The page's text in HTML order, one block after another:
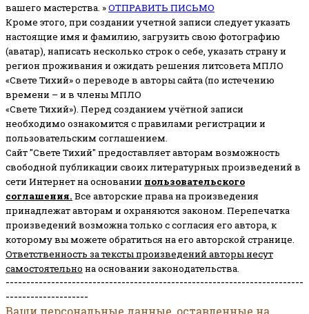
вашего мастерства. »ОТПРАВИТЬ ПИСЬМО
Кроме этого, при создании учетной записи следует указать
настоящие имя и фамилию, загрузить свою фотографию
(аватар), написать несколько строк о себе, указать страну и
регион проживания и ожидать решения литсовета МПЛО
«Свете Тихий» о переводе в авторы сайта (по истечению
времени – и в члены МПЛО
«Свете Тихий»). Перед созданием учётной записи
необходимо ознакомится с правилами регистрации и
пользовательским соглашением.
Сайт "Свете Тихий" предоставляет авторам возможность
свободной публикации своих литературных произведений в
сети Интернет на основании пользовательского
соглашения. Все авторские права на произведения
принадлежат авторам и охраняются законом. Перепечатка
произведений возможна только с согласия его автора, к
которому вы можете обратиться на его авторской странице.
Ответственность за тексты произведений авторы несут
самостоятельно на основании законодательства.
------------------------------------------------------------------------
--------------------
Ваши персональные данные, оставленные на